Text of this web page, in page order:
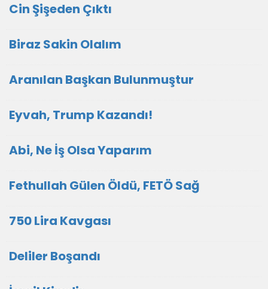
Cin Şişeden Çıktı
Biraz Sakin Olalım
Aranılan Başkan Bulunmuştur
Eyvah, Trump Kazandı!
Abi, Ne İş Olsa Yaparım
Fethullah Gülen Öldü, FETÖ Sağ
750 Lira Kavgası
Deliler Boşandı